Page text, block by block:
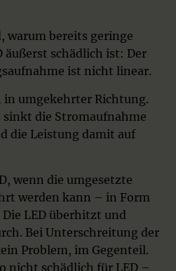
warum bereits geringe
äußerst schädlich ist: Der
ist nicht linear.
in umgekehrter Richtung.
sinkt die Stromaufnahme
die Leistung damit auf
wenn die umgesetzte
werden kann – in Form
LED überhitzt und
Bei Unterschreitung der
Problem, im Gegenteil.
nicht schädlich für LED –